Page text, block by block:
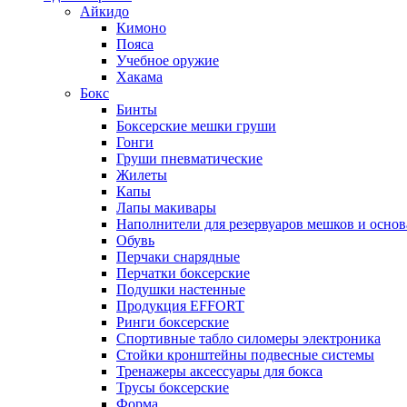
Айкидо
Кимоно
Пояса
Учебное оружие
Хакама
Бокс
Бинты
Боксерские мешки груши
Гонги
Груши пневматические
Жилеты
Капы
Лапы макивары
Наполнители для резервуаров мешков и
Обувь
Перчаки снарядные
Перчатки боксерские
Подушки настенные
Продукция EFFORT
Ринги боксерские
Спортивные табло силомеры электроника
Стойки кронштейны подвесные системы
Тренажеры аксессуары для бокса
Трусы боксерские
Форма